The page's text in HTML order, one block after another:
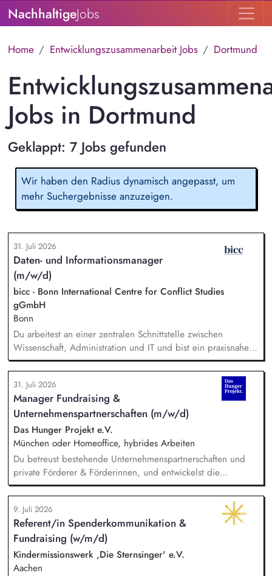
NachhaltigeJobs
Home Entwicklungszusammenarbeit Jobs Dortmund
Jobs in Dortmund
Geklappt: 7 Jobs gefunden
Wir haben den Radius dynamisch angepasst, um
mehr Suchergebnisse anzuzeigen.
31. Juli 2026
Daten- und Informationsmanager
(m/w/d)
bicc - Bonn International Centre for Conflict Studies
gGmbH
Bonn
Du arbeitest an einer zentralen Schnittstelle zwischen
Wissenschaft, Administration und IT und bist ein praxisnaher
Allrounder in den verschiedenen Themenbereichen. In dieser
Rolle betreust Du unsere Bibliothek, entwickelst unser
Forschungsinformationssystem (FIS) und das institutionelle
Forschungsdatenmanagement (FDM) weiter. Du sicherst die
Qualität und Nachvollziehbarkeit von
Forschungsinformationen und unterstützt durch Analysen,
Kennzahlen und Berichte die strategische Steuerung des
Instituts.
31. Juli 2026
Manager Fundraising &
Unternehmenspartnerschaften (m/w/d)
Das Hunger Projekt e.V.
München oder Homeoffice, hybrides Arbeiten
Du betreust bestehende Unternehmenspartnerschaften und
private Förderer & Förderinnen, und entwickelst die
Zusammenarbeit systematisch weiter. Du identifizierst neue
Unternehmen und Förderer & Förderinnen und sprichst sie
aktiv an. Du planst und setzt Fundraising-Maßnahmen
eigenständig um und verfolgst deren Ergebnisse. Du
arbeitest eng mit der Landesdirektion, dem Marketing und
unseren Programmkollegen zusammen.
9. Juli 2026
Referent/in Spenderkommunikation &
Fundraising (w/m/d)
Kindermissionswerk ,Die Sternsinger' e.V.
Aachen